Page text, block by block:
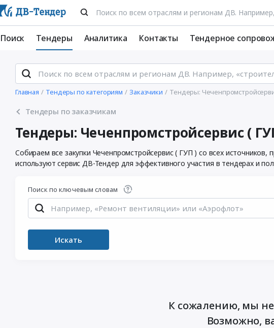
Поиск Тендеры Аналитика Контакты Тендерное
Главная Тендеры по категориям Заказчики Тендеры:
Тендеры по заказчикам
Тендеры: Чеченпромстройсервис (
Собираем все закупки Чеченпромстройсервис ( ГУП ) со всех
используют сервис ДВ-Тендер для эффективного участия в тендерах и
Поиск по ключевым словам
Искать
К сожалению, мы
Возможно,